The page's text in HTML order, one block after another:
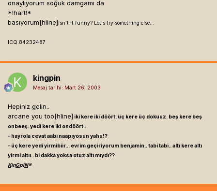
onaylıyorum soğuk damgamı da
*!hart!*
basıyorum[hline] Isn't it funny? Let's try something else...
ICQ:84232487
kingpin
Mesaj tarihi: Mart 26, 2003
Hepiniz gelin..
arcane you too[hline] iki kere iki döört. üç kere üç dokuuz. beş kere beş
onbeeş. yedi kere iki ondöört..
- hayrola cevat aabi naapıyosun yahu!?
- üç kere yedi yirmibiir... evrim geçiriyorum benjamin.. tabi tabi.. altı kere altı
yirmi altıı.. bi dakka yoksa otuz altı mıydı??
KinGpiN®